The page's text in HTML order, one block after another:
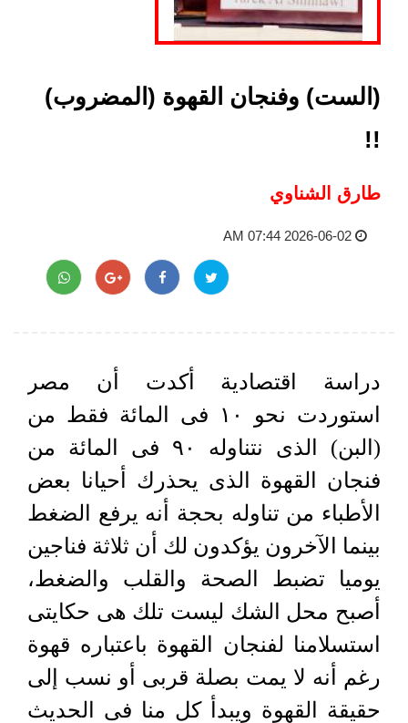
(الست) وفنجان القهوة (المضروب)
!!
طارق الشناوي
2026-06-02 07:44 AM
دراسة اقتصادية أكدت أن مصر
استوردت نحو ١٠ فى المائة فقط من
(البن) الذى نتناوله ٩٠ فى المائة من
فنجان القهوة الذى يحذرك أحيانا بعض
الأطباء من تناوله بحجة أنه يرفع الضغط
بينما الآخرون يؤكدون لك أن ثلاثة فناجين
يوميا تضبط الصحة والقلب والضغط،
أصبح محل الشك ليست تلك هى حكايتى
استسلامنا لفنجان القهوة باعتباره قهوة
رغم أنه لا يمت بصلة قربى أو نسب إلى
حقيقة القهوة ويبدأ كل منا فى الحديث